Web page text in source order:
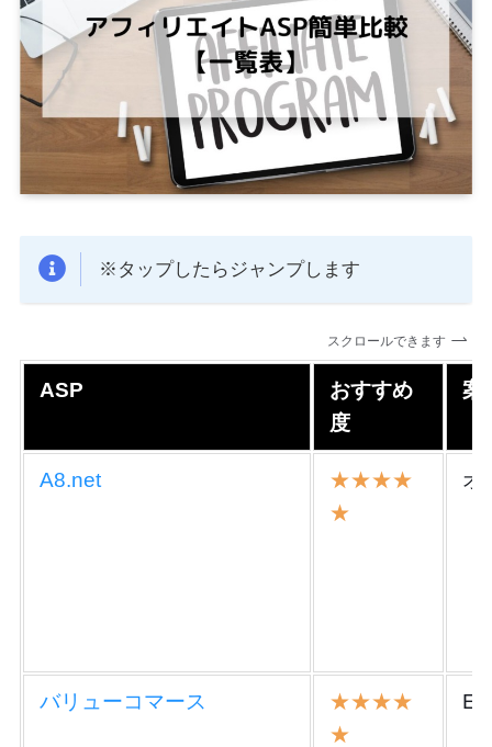
※タップしたらジャンプします
スクロールできます
ASP
おすすめ
度
案
A8.net
★★★★
★
オ
バリューコマース
★★★★
★